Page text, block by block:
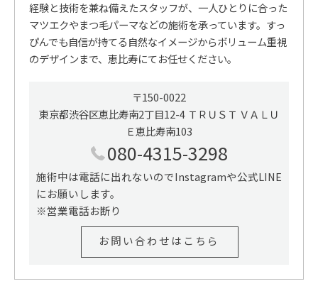
経験と技術を兼ね備えたスタッフが、一人ひとりに合った
マツエクやまつ毛パーマなどの施術を承っています。すっ
ぴんでも自信が持てる自然なイメージからボリューム重視
のデザインまで、恵比寿にてお任せください。
〒150-0022
東京都渋谷区恵比寿南2丁目12-4 ＴＲＵＳＴ ＶＡＬＵ
Ｅ恵比寿南103
080-4315-3298
施術中は電話に出れないのでInstagramや公式LINE
にお願いします。
※営業電話お断り
お問い合わせはこちら